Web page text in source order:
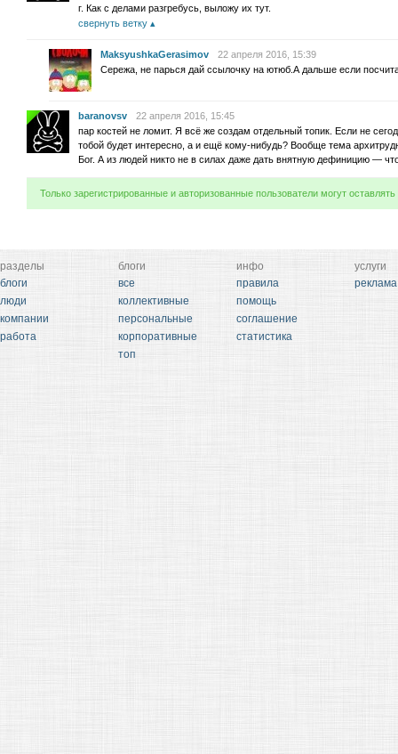
г. Как с делами разгребусь, выложу их тут.
свернуть ветку
MaksyushkaGerasimov
22 апреля 2016, 15:39
Сережа, не парься дай ссылочку на ютюб.А дальше если
baranovsv
22 апреля 2016, 15:45
пар костей не ломит. Я всё же создам отдельный топик. Если не
тобой будет интересно, а и ещё кому-нибудь? Вообще тема
Бог. А из людей никто не в силах даже дать внятную дефиницию —
Только зарегистрированные и авторизованные пользователи могут
разделы
блоги
люди
компании
работа
блоги
все
коллективные
персональные
корпоративные
топ
инфо
правила
помощь
соглашение
статистика
услуги
реклама